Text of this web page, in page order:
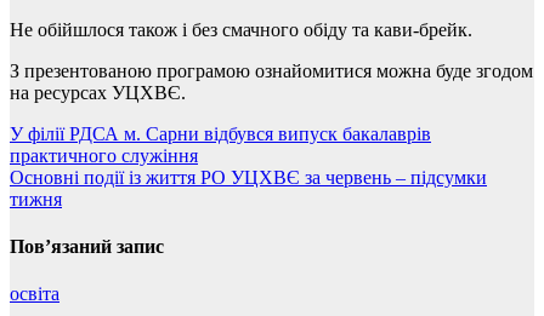
Не обійшлося також і без смачного обіду та кави-брейк.
З презентованою програмою ознайомитися можна буде згодом
на ресурсах УЦХВЄ.
Навігація
записів
У філії РДСА м. Сарни відбувся випуск бакалаврів
практичного служіння
Основні події із життя РО УЦХВЄ за червень – підсумки
тижня
Пов’язаний запис
освіта